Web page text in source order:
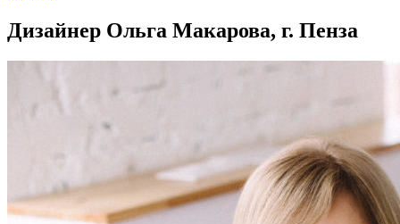
Дизайнер Ольга Макарова, г. Пенза